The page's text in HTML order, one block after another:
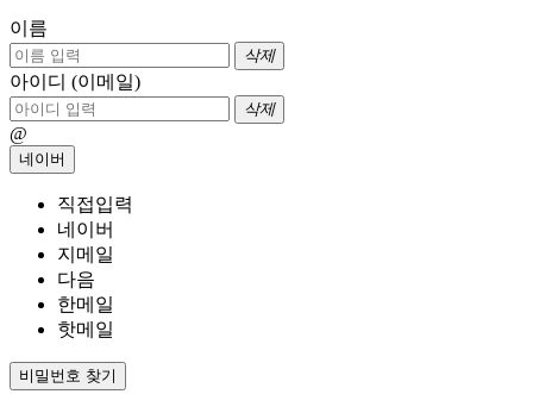
이름
삭제
아이디 (이메일)
삭제
@
네이버
직접입력
네이버
지메일
다음
한메일
핫메일
비밀번호 찾기